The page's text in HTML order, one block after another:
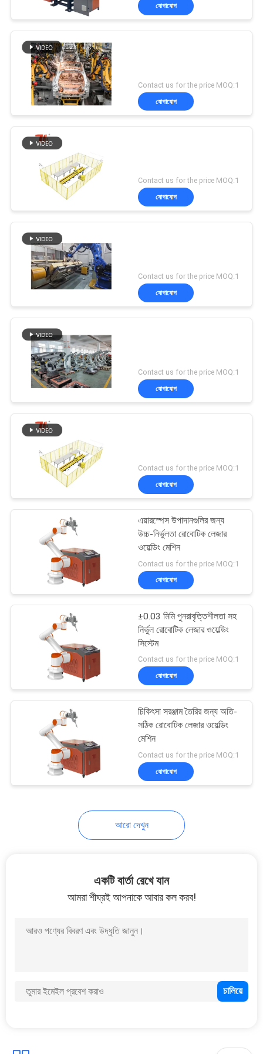
যোগাযোগ
করুন
সমাধান
PRIVACY
POLICY
লেজার কাটার মেশিন
লেজার ক্ল্যাডিং মেশিন
25
লেজারের পরিষ্কারের মেশিন
50
লেজার মার্কিং মেশিন
রান্নাঘর বাথরুমের জন্য
লেজার মেশিন
9
গয়না লেজার মেশিন
YAG লেজার ওয়েল্ডিং মেশিন
যোগাযোগ
Contact us for the price MOQ:1
যোগাযোগ
Contact us for the price MOQ:1
যোগাযোগ
Contact us for the price MOQ:1
যোগাযোগ
Contact us for the price MOQ:1
যোগাযোগ
Contact us for the price MOQ:1
যোগাযোগ
এয়ারস্পেস উপাদানগুলির জন্য
উচ্চ-নির্ভুলতা রোবোটিক লেজার
ওয়েল্ডিং মেশিন
Contact us for the price MOQ:1
যোগাযোগ
±0.03 মিমি পুনরাবৃত্তিশীলতা সহ
নির্ভুল রোবোটিক লেজার ওয়েল্ডিং
সিস্টেম
Contact us for the price MOQ:1
যোগাযোগ
চিকিৎসা সরঞ্জাম তৈরির জন্য অতি-
সঠিক রোবোটিক লেজার ওয়েল্ডিং
মেশিন
Contact us for the price MOQ:1
যোগাযোগ
আরো দেখুন
একটি বার্তা রেখে যান
আমরা শীঘ্রই আপনাকে আবার কল করব!